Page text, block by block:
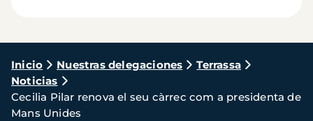
Ruta
de
navegación
Inicio Nuestras delegaciones
Terrassa
Noticias
Cecilia Pilar renova el seu càrrec com a presidenta de
Mans Unides